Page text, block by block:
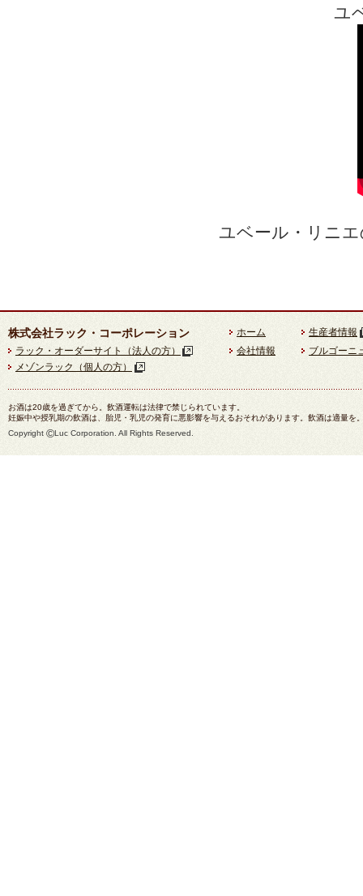
ユ
ユベール・リニ
株式会社ラック・コーポレーション ホーム
生産者情報
ラック・オーダーサイト（法人の方）
会社情報
ブルゴーニ
メゾンラック（個人の方）
お酒は20歳を過ぎてから。飲酒運転は法律で禁じられています。
妊娠中や授乳期の飲酒は、胎児・乳児の発育に悪影響を与えるおそれがあります。飲酒は適量を
Copyright ©Luc Corporation. All Rights Reserved.